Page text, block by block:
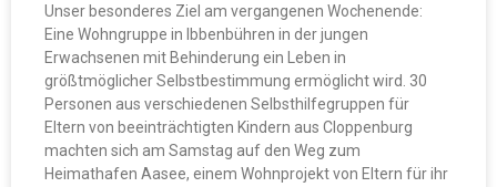
Unser besonderes Ziel am vergangenen Wochenende:
Eine Wohngruppe in Ibbenbühren in der jungen
Erwachsenen mit Behinderung ein Leben in
größtmöglicher Selbstbestimmung ermöglicht wird. 30
Personen aus verschiedenen Selbsthilfegruppen für
Eltern von beeinträchtigten Kindern aus Cloppenburg
machten sich am Samstag auf den Weg zum
Heimathafen Aasee, einem Wohnprojekt von Eltern für ihr